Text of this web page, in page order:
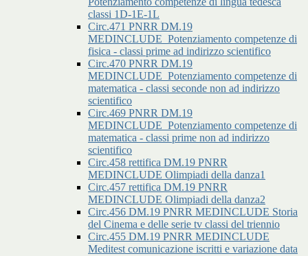
classi 1D-1E-1L
Circ.471 PNRR DM.19
MEDINCLUDE_Potenziamento competenze di
fisica - classi prime ad indirizzo scientifico
Circ.470 PNRR DM.19
MEDINCLUDE_Potenziamento competenze di
matematica - classi seconde non ad indirizzo
scientifico
Circ.469 PNRR DM.19
MEDINCLUDE_Potenziamento competenze di
matematica - classi prime non ad indirizzo
scientifico
Circ.458 rettifica DM.19 PNRR
MEDINCLUDE Olimpiadi della danza1
Circ.457 rettifica DM.19 PNRR
MEDINCLUDE Olimpiadi della danza2
Circ.456 DM.19 PNRR MEDINCLUDE Storia
del Cinema e delle serie tv classi del triennio
Circ.455 DM.19 PNRR MEDINCLUDE
Meditest comunicazione iscritti e variazione data